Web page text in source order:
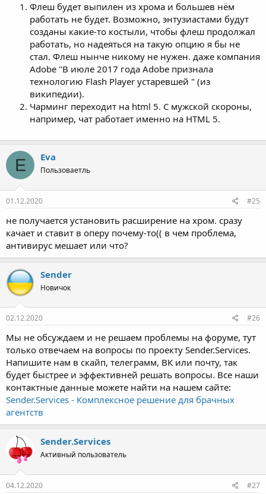
Флеш будет выпилен из хрома и большев нём
работать не будет. Возможно, энтузиастами будут
созданы какие-то костыли, чтобы флеш продолжал
работать, но надеяться на такую опцию я бы не
стал. Флеш нынче никому не нужен. даже компания
Adobe "В июле 2017 года Adobe признала
технологию Flash Player устаревшей " (из
википедии).
Чарминг переходит на html 5. С мужской скороны,
например, чат работает именно на HTML 5.
E Eva
Пользоваетль
01.12.2020 #25
не получается установить расширение на хром. сразу
качает и ставит в оперу почему-то(( в чем проблема,
антивирус мешает или что?
Sender
Новичок
02.12.2020 #26
Мы не обсуждаем и не решаем проблемы на форуме, тут
только отвечаем на вопросы по проекту Sender.Services.
Напишите нам в скайп, телеграмм, ВК или почту, так
будет быстрее и эффективней решать вопросы. Все наши
контактные данные можете найти на нашем сайте:
Sender.Services - Комплексное решение для брачных
агентств
Sender.Services
Активный пользователь
04.12.2020 #27